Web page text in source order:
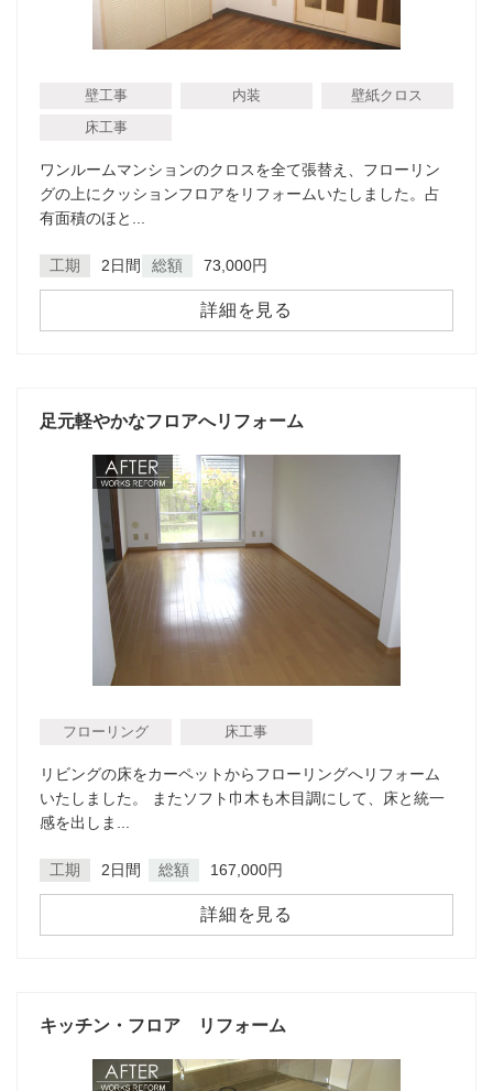
壁工事 内装
壁紙クロス
床工事
ワンルームマンションのクロスを全て張替え、フローリン
グの上にクッションフロアをリフォームいたしました。占
有面積のほと...
工期 2日間 総額 73,000円
詳細を見る
足元軽やかなフロアへリフォーム
フローリング 床工事
リビングの床をカーペットからフローリングへリフォーム
いたしました。 またソフト巾木も木目調にして、床と統一
感を出しま...
工期 2日間 総額 167,000円
詳細を見る
キッチン・フロア リフォーム